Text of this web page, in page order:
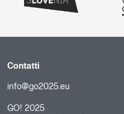
Contatti
info@go2025.eu
GO! 2025